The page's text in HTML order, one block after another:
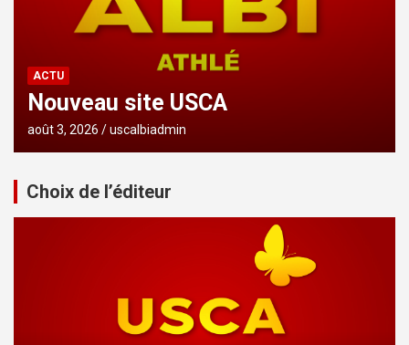
ACTU
Nouveau site USCA
août 3, 2026 uscalbiadmin
Choix de l’éditeur